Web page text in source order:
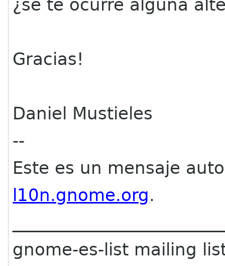
¿se te ocurre alguna
Gracias!
Daniel Mustieles
--
Este es un mensaje
l10n.gnome.org.
gnome-es-list mailing